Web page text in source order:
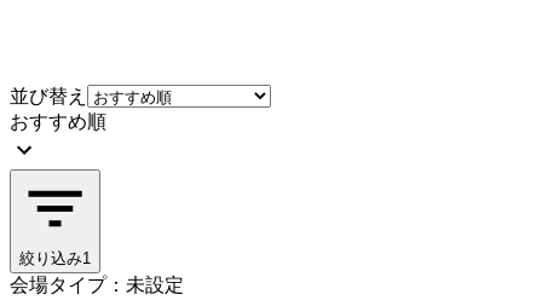
並び替え
おすすめ順
絞り込み1
会場タイプ：未設定